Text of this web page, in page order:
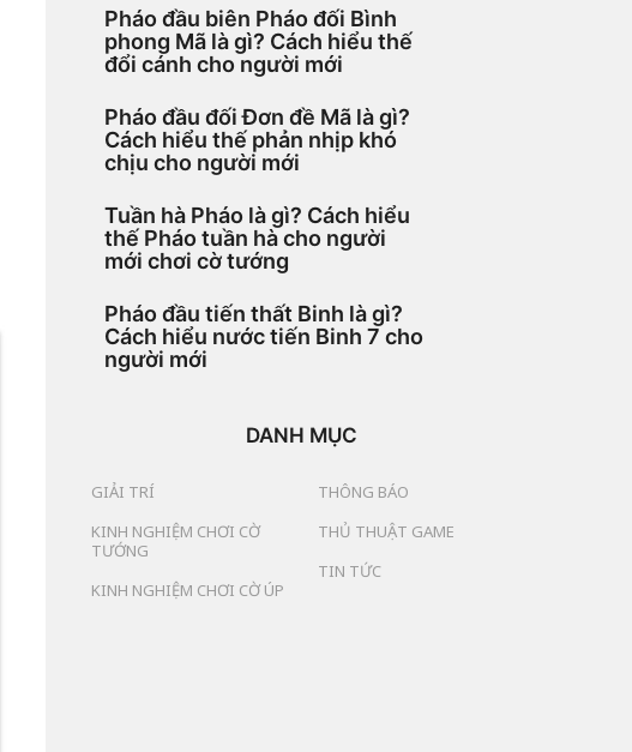
Pháo đầu biên Pháo đối Bình
phong Mã là gì? Cách hiểu thế
đổi cánh cho người mới
Pháo đầu đối Đơn đề Mã là gì?
Cách hiểu thế phản nhịp khó
chịu cho người mới
Tuần hà Pháo là gì? Cách hiểu
thế Pháo tuần hà cho người
mới chơi cờ tướng
Pháo đầu tiến thất Binh là gì?
Cách hiểu nước tiến Binh 7 cho
người mới
DANH MỤC
GIẢI TRÍ
KINH NGHIỆM CHƠI CỜ
TƯỚNG
KINH NGHIỆM CHƠI CỜ ÚP
THÔNG BÁO
THỦ THUẬT GAME
TIN TỨC